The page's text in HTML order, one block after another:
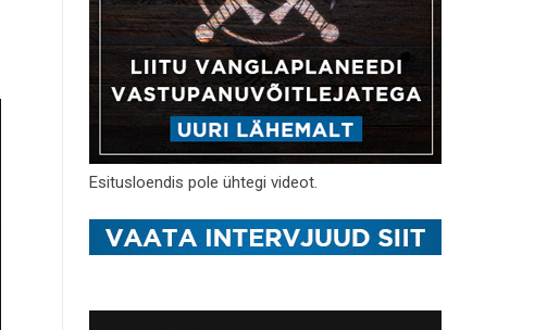
Esitusloendis pole ühtegi videot.